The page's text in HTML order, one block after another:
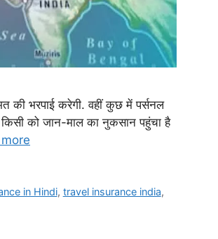
की भरपाई करेगी. वहीं कुछ में पर्सनल
को जान-माल का नुकसान पहुंचा है
in Hindi, travel insurance india,